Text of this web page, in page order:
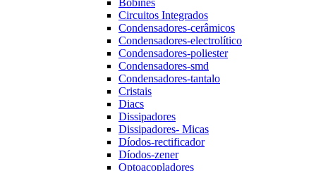
Bobines
Circuitos Integrados
Condensadores-cerâmicos
Condensadores-electrolítico
Condensadores-poliester
Condensadores-smd
Condensadores-tantalo
Cristais
Diacs
Dissipadores
Dissipadores- Micas
Díodos-rectificador
Díodos-zener
Optoacopladores